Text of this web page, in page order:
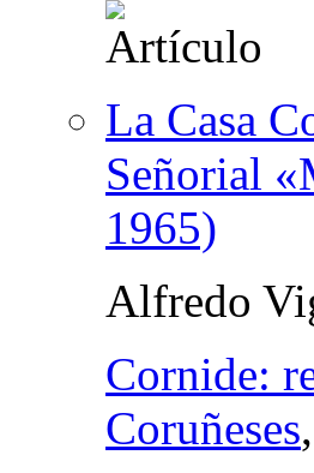
La Casa
Señorial
1965)
Alfredo
Cornide:
Coruñeses,